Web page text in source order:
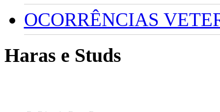
OCORRÊNCIAS
Haras e Studs